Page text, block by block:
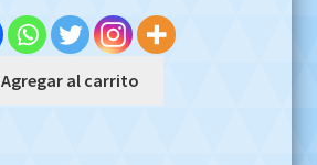
was:
$159.999,00.
is:
$85.000,00.
Agregar al carrito